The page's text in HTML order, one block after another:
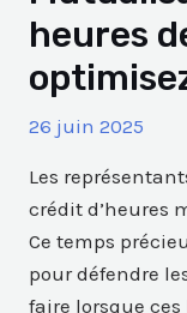
heures
26 juin 2025
Les
crédit d’heures
Ce temps
pour défendre
faire lorsque